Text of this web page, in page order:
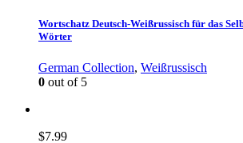
Wortschatz Deutsch-Weißrussisch für das
Wörter
German Collection, Weißrussisch
0 out of 5
$7.99